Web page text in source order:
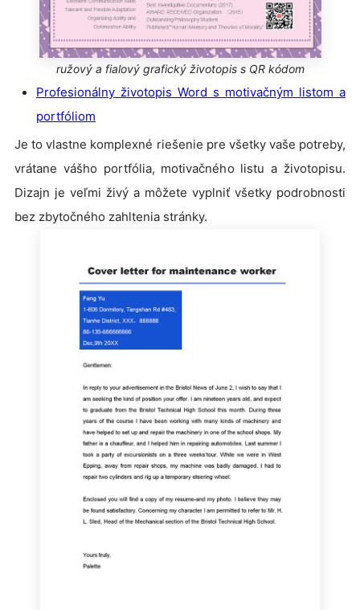
ružový a fialový grafický životopis s QR kódom
Profesionálny životopis Word s motivačným listom a
portfóliom
Je to vlastne komplexné riešenie pre všetky vaše potreby,
vrátane vášho portfólia, motivačného listu a životopisu.
Dizajn je veľmi živý a môžete vyplniť všetky podrobnosti
bez zbytočného zahltenia stránky.